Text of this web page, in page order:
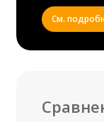
См.